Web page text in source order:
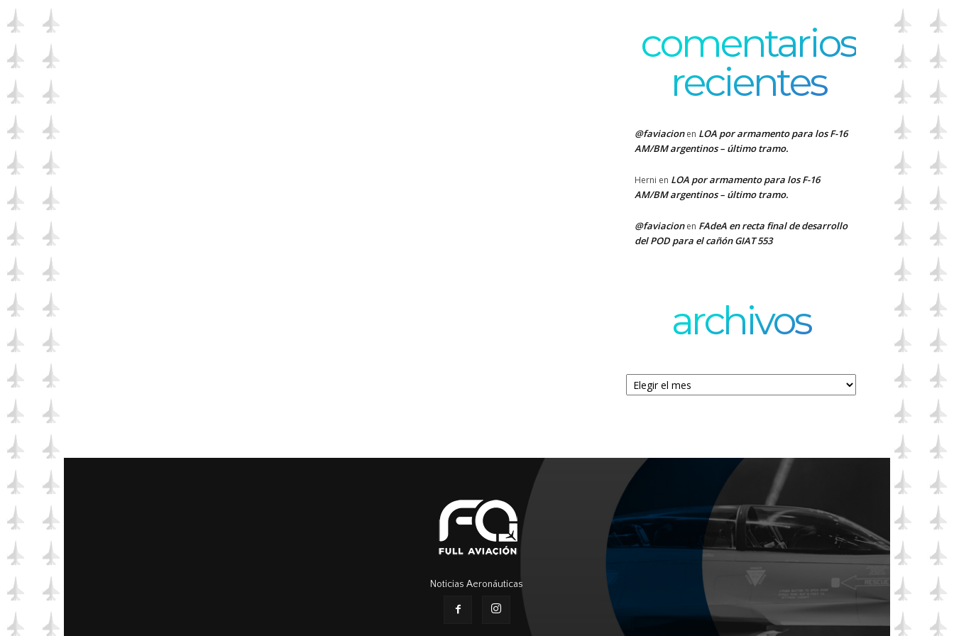
comentarios
recientes
@faviacionen LOA por armamento para los F-16
AM/BM argentinos – último tramo.
Herni en LOA por armamento para los F-16
AM/BM argentinos – último tramo.
@faviacionen FAdeA en recta final de desarrollo
del POD para el cañón GIAT 553
archivos
Archivos
Noticias Aeronáuticas